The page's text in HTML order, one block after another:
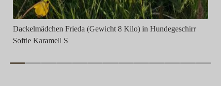
Dackelmädchen Frieda (Gewicht 8 Kilo) in Hundegeschirr
Softie Karamell S